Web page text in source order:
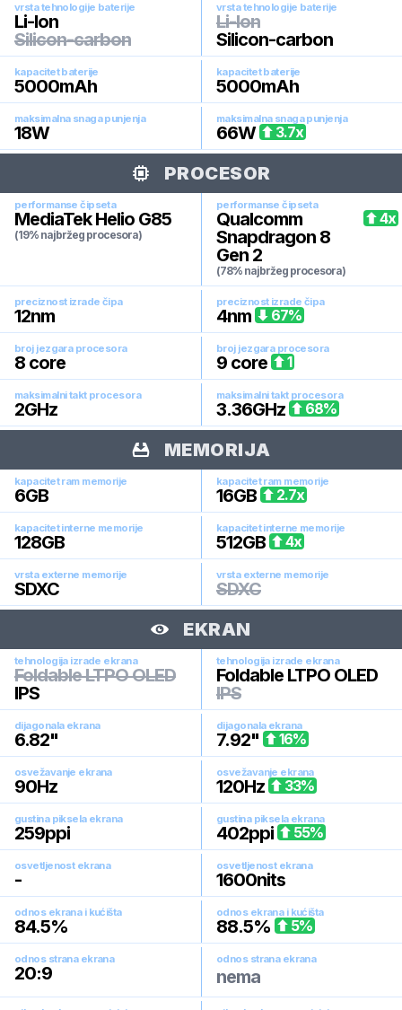
vrsta tehnologije baterije
Li-Ion
Silicon-carbon
vrsta tehnologije baterije
Li-Ion
Silicon-carbon
kapacitet baterije
5000mAh
kapacitet baterije
5000mAh
maksimalna snaga punjenja
18W
maksimalna snaga punjenja
66W 3.7x
PROCESOR
performanse čipseta
MediaTek Helio G85
(19% najbržeg procesora)
performanse čipseta
Qualcomm
Snapdragon 8
Gen 2
(78% najbržeg procesora)
4x
preciznost izrade čipa
12nm
preciznost izrade čipa
4nm 67%
broj jezgara procesora
8 core
broj jezgara procesora
9 core 1
maksimalni takt procesora
2GHz
maksimalni takt procesora
3.36GHz 68%
MEMORIJA
kapacitet ram memorije
6GB
kapacitet ram memorije
16GB 2.7x
kapacitet interne memorije
128GB
kapacitet interne memorije
512GB 4x
vrsta externe memorije
SDXC
vrsta externe memorije
SDXC
EKRAN
tehnologija izrade ekrana
Foldable LTPO OLED
IPS
tehnologija izrade ekrana
Foldable LTPO OLED
IPS
dijagonala ekrana
6.82"
dijagonala ekrana
7.92" 16%
osvežavanje ekrana
90Hz
osvežavanje ekrana
120Hz 33%
gustina piksela ekrana
259ppi
gustina piksela ekrana
402ppi 55%
osvetljenost ekrana
-
osvetljenost ekrana
1600nits
odnos ekrana i kućišta
84.5%
odnos ekrana i kućišta
88.5% 5%
odnos strana ekrana
20:9
odnos strana ekrana
nema